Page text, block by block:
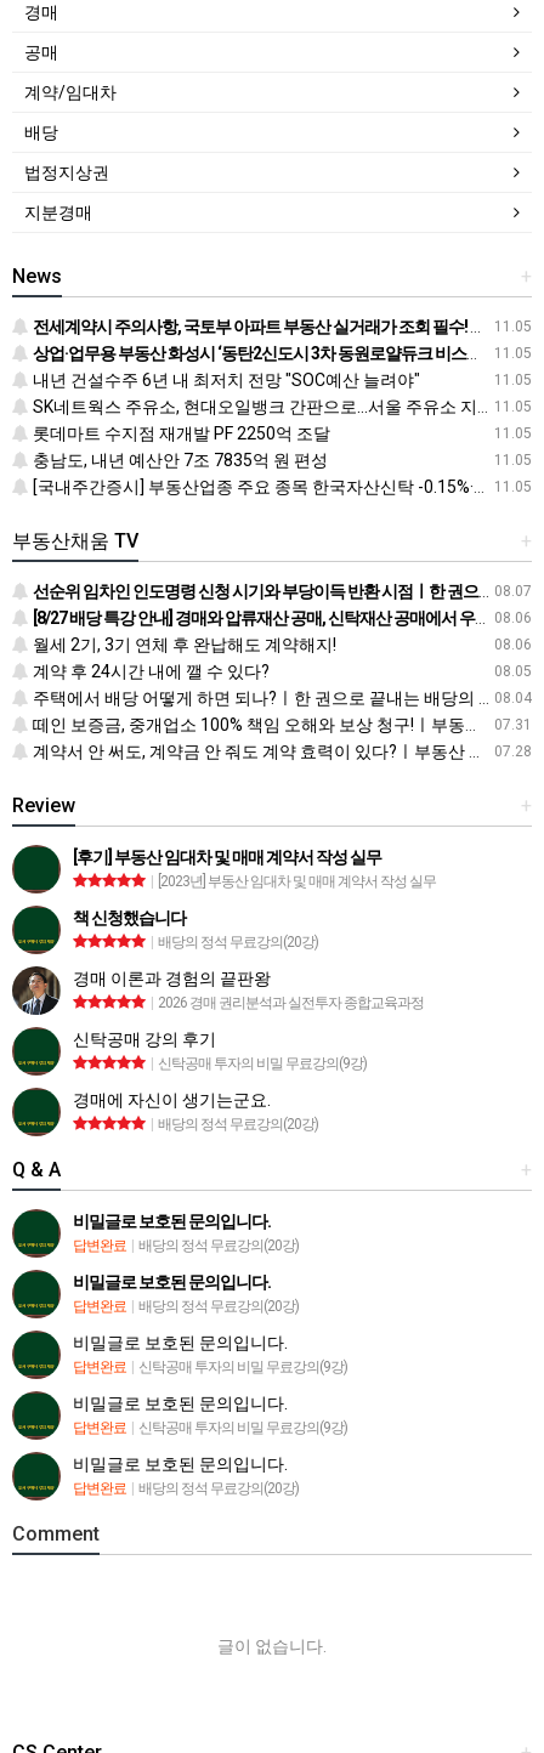
경매
공매
계약/임대차
배당
법정지상권
지분경매
+
News
11.05
전세계약시 주의사항, 국토부 아파트 부동산 실거래가 조회 필수! 전입신고 하는법과 확정일자 받는법도
11.05
상업·업무용 부동산 화성시 ‘동탄2신도시 3차 동원로얄듀크 비스타스퀘어’ 눈길
11.05
내년 건설수주 6년 내 최저치 전망 "SOC예산 늘려야"
11.05
SK네트웍스 주유소, 현대오일뱅크 간판으로…서울 주유소 지도 어떻게 바뀌나
11.05
롯데마트 수지점 재개발 PF 2250억 조달
11.05
충남도, 내년 예산안 7조 7835억 원 편성
11.05
[국내주간증시] 부동산업종 주요 종목 한국자산신탁 -0.15%·신라섬유 -0.26%·한국토지신탁 -0.45% 순
+
부동산채움 TV
08.07
선순위 임차인 인도명령 신청 시기와 부당이득 반환 시점ㅣ한 권으로 끝내는 배당의 정석
08.06
[8/27 배당 특강 안내] 경매와 압류재산 공매, 신탁재산 공매에서 우선순위에 따른 배당 방법
08.06
월세 2기, 3기 연체 후 완납해도 계약해지!
08.05
계약 후 24시간 내에 깰 수 있다?
08.04
주택에서 배당 어떻게 하면 되나?ㅣ한 권으로 끝내는 배당의 정석
07.31
떼인 보증금, 중개업소 100% 책임 오해와 보상 청구!ㅣ부동산 재테크 상식 사전
07.28
계약서 안 써도, 계약금 안 줘도 계약 효력이 있다?ㅣ부동산 재테크 상식 사전
+
Review
[후기] 부동산 임대차 및 매매 계약서 작성 실무
| [2023년] 부동산 임대차 및 매매 계약서 작성 실무
책 신청했습니다
| 배당의 정석 무료강의(20강)
경매 이론과 경험의 끝판왕
| 2026 경매 권리분석과 실전투자 종합교육과정
신탁공매 강의 후기
| 신탁공매 투자의 비밀 무료강의(9강)
경매에 자신이 생기는군요.
| 배당의 정석 무료강의(20강)
+
Q & A
비밀글로 보호된 문의입니다.
답변완료 | 배당의 정석 무료강의(20강)
비밀글로 보호된 문의입니다.
답변완료 | 배당의 정석 무료강의(20강)
비밀글로 보호된 문의입니다.
답변완료 | 신탁공매 투자의 비밀 무료강의(9강)
비밀글로 보호된 문의입니다.
답변완료 | 신탁공매 투자의 비밀 무료강의(9강)
비밀글로 보호된 문의입니다.
답변완료 | 배당의 정석 무료강의(20강)
Comment
글이 없습니다.